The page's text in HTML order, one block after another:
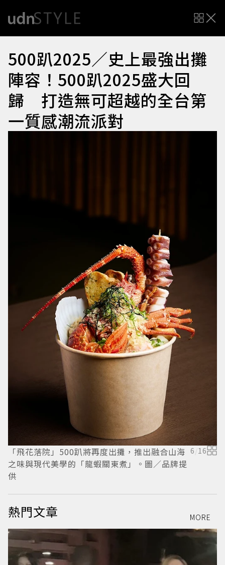
500趴2025／史上最強出攤
陣容！500趴2025盛大回
歸 打造無可超越的全台第
一質感潮流派對
「飛花落院」500趴將再度出攤，推出融合山海
之味與現代美學的「龍蝦關東煮」。圖／品牌提
供
6/16
熱門文章 MORE